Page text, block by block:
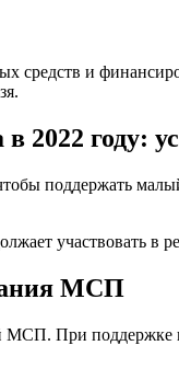
средств и
2022 году:
поддержать
участвовать в
МСП
При поддержке